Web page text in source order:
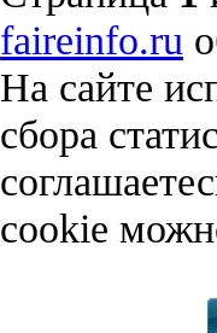
faireinfo.ru
На сайте
сбора
cookie